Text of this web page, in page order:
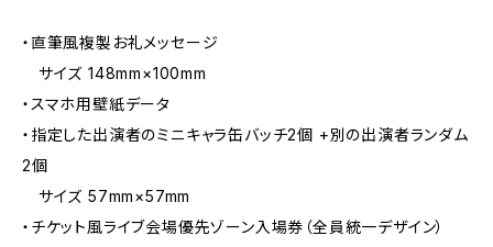
・直筆風複製お礼メッセージ
サイズ 148mm×100mm
・スマホ用壁紙データ
・指定した出演者のミニキャラ缶バッチ2個 +別の出演者ランダム
2個
サイズ 57mm×57mm
・チケット風ライブ会場優先ゾーン入場券（全員統一デザイン）